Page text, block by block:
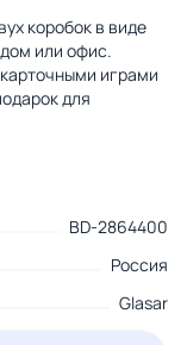
коробок в виде
или офис.
играми
для
BD-2864400
Россия
Glasar